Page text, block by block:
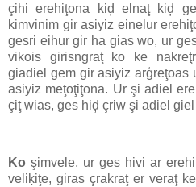
çihi erehiţona kiḑ elnaţ kiḑ
kimvinim gir asiyiz einelur
gesri eihur gir ha gias wo, ur
vikois girisngraţ ko ke
giadiel gem gir asiyiz arģreţoas
asiyiz meţoţiţona. Ur şi adiel
çiţ wias, ges hiḑ çriw şi adiel giel
Ko şimvele, ur ges hivi ar
veliķiţe, giras çrakraţ er veraţ